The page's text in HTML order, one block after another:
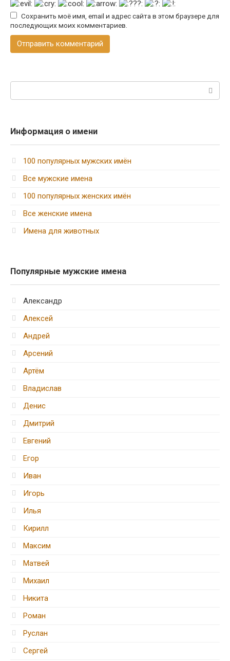
Сохранить моё имя, email и адрес сайта в этом браузере для
последующих моих комментариев.
Поиск:
Информация о имени
100 популярных мужских имён
Все мужские имена
100 популярных женских имён
Все женские имена
Имена для животных
Популярные мужские имена
Александр
Алексей
Андрей
Арсений
Артём
Владислав
Денис
Дмитрий
Евгений
Егор
Иван
Игорь
Илья
Кирилл
Максим
Матвей
Михаил
Никита
Роман
Руслан
Сергей